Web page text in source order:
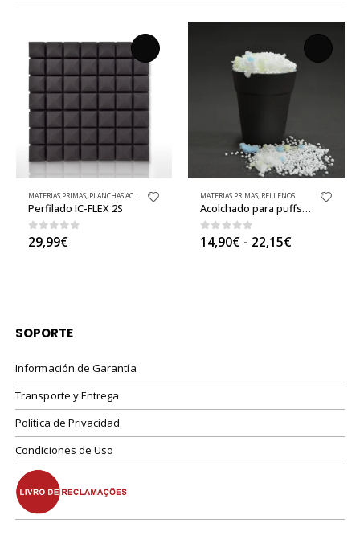
,PIELES SINTÉTICAS BÁSICAS,TEJIDOS
MATERIAS PRIMAS, PLANCHAS ACÚSTICAS
Perfilado IC-FLEX 2S
0out of 5
29,99€
MATERIAS PRIMAS, RELLENOS
Acolchado para puffs (confort medio)
0 out of 5
14,90€ - 22,15€Rango
SOPORTE
Información de Garantía
Transporte y Entrega
Política de Privacidad
Condiciones de Uso